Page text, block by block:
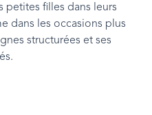
petites filles dans leurs
dans les occasions plus
structurées et ses